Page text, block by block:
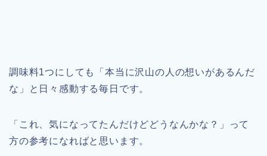
調味料1つにしても「本当に沢山の人の想いがあるんだ
な」と日々感動する毎日です。
「これ、気になってたんだけどどうなんかな？」って
方の参考になればと思います。